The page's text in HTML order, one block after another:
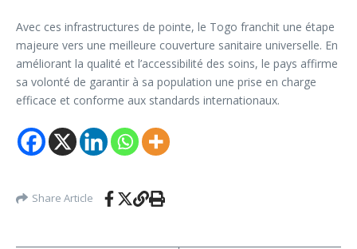
Avec ces infrastructures de pointe, le Togo franchit une étape
majeure vers une meilleure couverture sanitaire universelle. En
améliorant la qualité et l’accessibilité des soins, le pays affirme
sa volonté de garantir à sa population une prise en charge
efficace et conforme aux standards internationaux.
Share Article